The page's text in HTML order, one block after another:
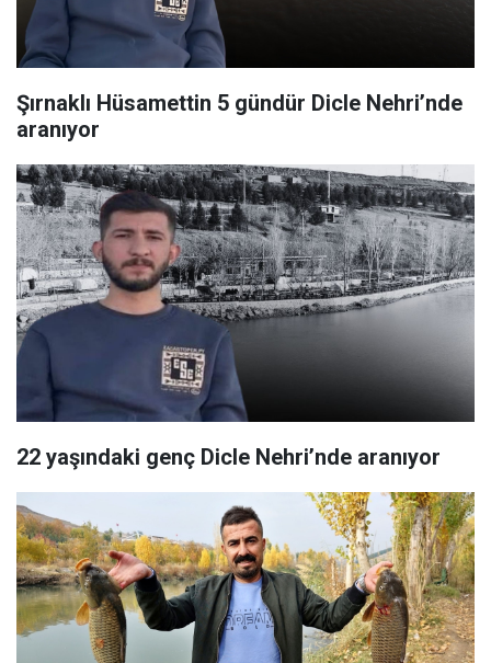
Şırnaklı Hüsamettin 5 gündür Dicle Nehri’nde
aranıyor
22 yaşındaki genç Dicle Nehri’nde aranıyor